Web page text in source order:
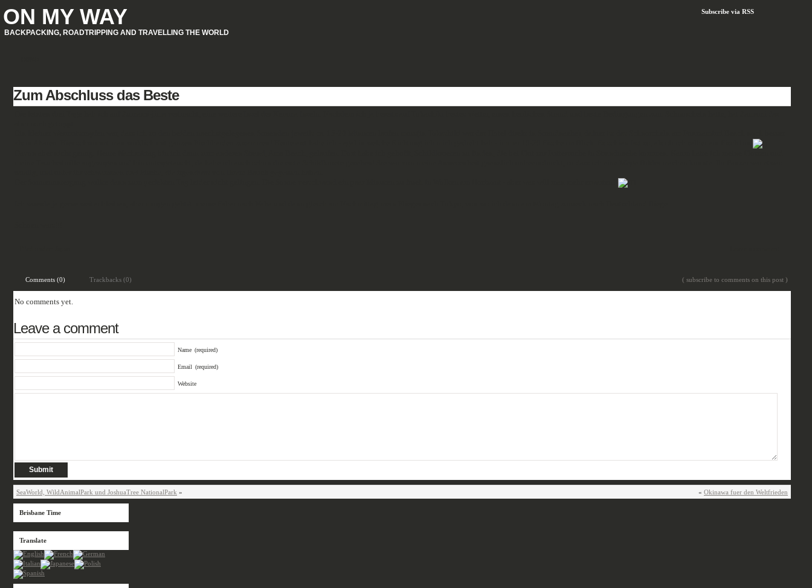
ON MY WAY
BACKPACKING, ROADTRIPPING AND TRAVELLING THE WORLD
Subscribe via RSS
Zum Abschluss das Beste
Comments (0) Trackbacks (0) ( subscribe to comments on this post )
No comments yet.
Leave a comment
Name (required)
Email (required)
Website
SeaWorld, WildAnimalPark und JoshuaTree NationalPark » « Okinawa fuer den Weltfrieden
Brisbane Time
Translate